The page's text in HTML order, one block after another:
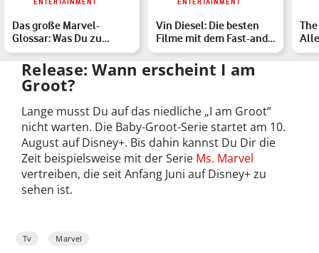
ENTERTAINMENT
Das große Marvel-
Glossar: Was Du zu
Charakteren, Orten,
mystische…
ENTERTAINMENT
Vin Diesel: Die besten
Filme mit dem Fast-and-
Furious-Star
Release: Wann erscheint I am
Groot?
Lange musst Du auf das niedliche „I am Groot“
nicht warten. Die Baby-Groot-Serie startet am 10.
August auf Disney+. Bis dahin kannst Du Dir die
Zeit beispielsweise mit der Serie Ms. Marvel
vertreiben, die seit Anfang Juni auf Disney+ zu
sehen ist.
Tv Marvel